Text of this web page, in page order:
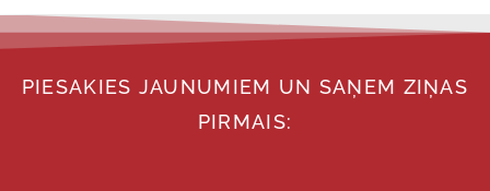
PIESAKIES JAUNUMIEM UN SAŅEM ZIŅAS
PIRMAIS: